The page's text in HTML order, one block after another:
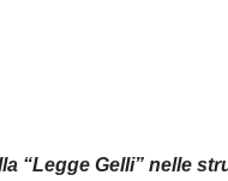
“Legge Gelli” nelle